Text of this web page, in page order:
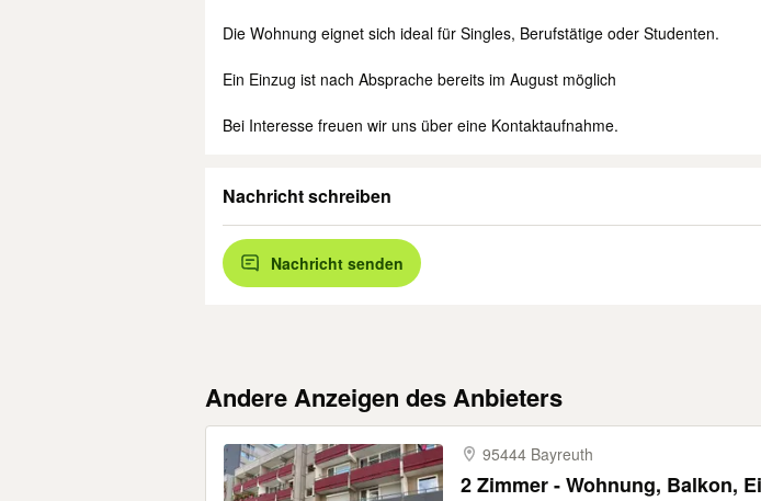
Die Wohnung eignet sich ideal für Singles, Berufstätige oder Studenten.
Ein Einzug ist nach Absprache bereits im August möglich
Bei Interesse freuen wir uns über eine Kontaktaufnahme.
Nachricht schreiben
Nachricht senden
Andere Anzeigen des Anbieters
95444 Bayreuth
2 Zimmer - Wohnung, Balkon,